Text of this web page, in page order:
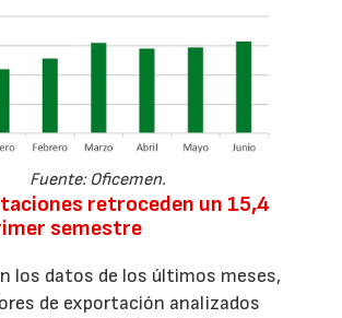
Fuente: Oficemen.
retroceden un 15,4
semestre
los datos de los últimos meses,
de exportación analizados